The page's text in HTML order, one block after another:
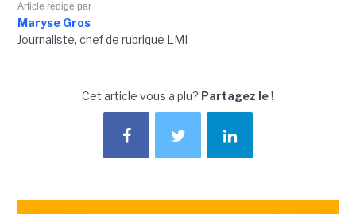
Article rédigé par
Maryse Gros
Journaliste, chef de rubrique LMI
Cet article vous a plu? Partagez le !